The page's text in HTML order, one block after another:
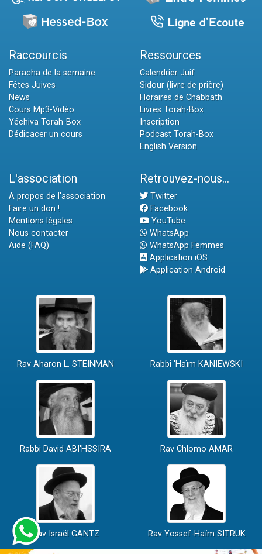
Raccourcis
Paracha de la semaine
Fêtes Juives
News
Cours Mp3-Vidéo
Yéchiva Torah-Box
Dédicacer un cours
Ressources
Calendrier Juif
Sidour (livre de prière)
Horaires de Chabbath
Livres Torah-Box
Inscription
Podcast Torah-Box
English Version
L'association
A propos de l'association
Faire un don !
Mentions légales
Nous contacter
Aide (FAQ)
Retrouvez-nous...
Twitter
Facebook
YouTube
WhatsApp
WhatsApp Femmes
Application iOS
Application Android
Rav Aharon L. STEINMAN Rabbi 'Haïm KANIEWSKI
Rabbi David ABI'HSSIRA Rav Chlomo AMAR
Rav Israël GANTZ Rav Yossef-Haïm SITRUK